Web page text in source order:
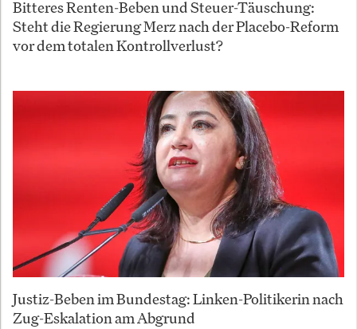
Bitteres Renten-Beben und Steuer-Täuschung:
Steht die Regierung Merz nach der Placebo-Reform
vor dem totalen Kontrollverlust?
Justiz-Beben im Bundestag: Linken-Politikerin nach
Zug-Eskalation am Abgrund